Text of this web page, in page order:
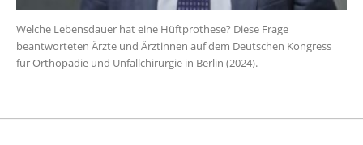
Welche Lebensdauer hat eine Hüftprothese? Diese Frage
beantworteten Ärzte und Ärztinnen auf dem Deutschen Kongress
für Orthopädie und Unfallchirurgie in Berlin (2024).